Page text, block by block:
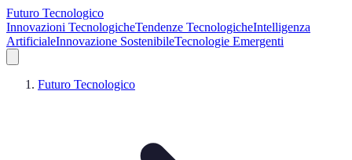
Futuro Tecnologico
Innovazioni TecnologicheTendenze TecnologicheIntelligenza
ArtificialeInnovazione SostenibileTecnologie Emergenti
Futuro Tecnologico